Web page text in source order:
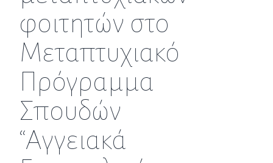
φοιτητών στο
Μεταπτυχιακό
Πρόγραμμα
Σπουδών
“Αγγειακά